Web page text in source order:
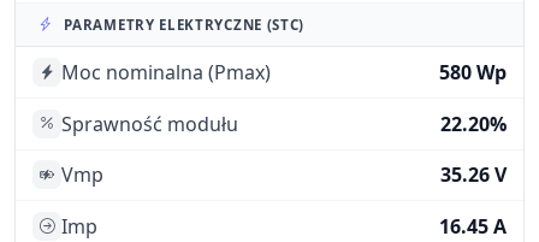
PARAMETRY ELEKTRYCZNE (STC)
Moc nominalna (Pmax)
580 Wp
Sprawność modułu
22.20%
Vmp
35.26 V
Imp
16.45 A